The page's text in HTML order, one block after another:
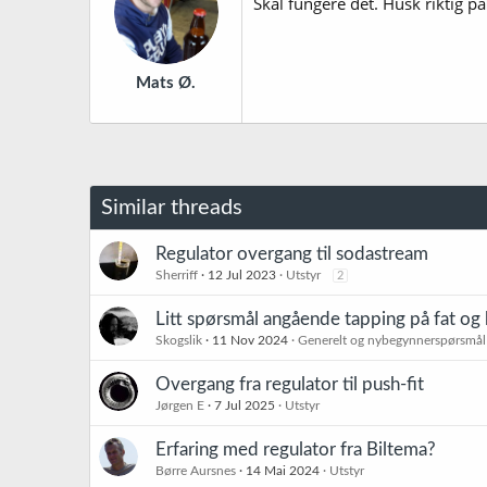
Mats Ø.
Similar threads
Regulator overgang til sodastream
Sherriff 12 Jul 2023 Utstyr 2
Litt spørsmål angående tapping på fat og
Skogslik 11 Nov 2024 Generelt og nybegynnerspørsmål
Overgang fra regulator til push-fit
Jørgen E 7 Jul 2025 Utstyr
Erfaring med regulator fra Biltema?
Børre Aursnes 14 Mai 2024 Utstyr